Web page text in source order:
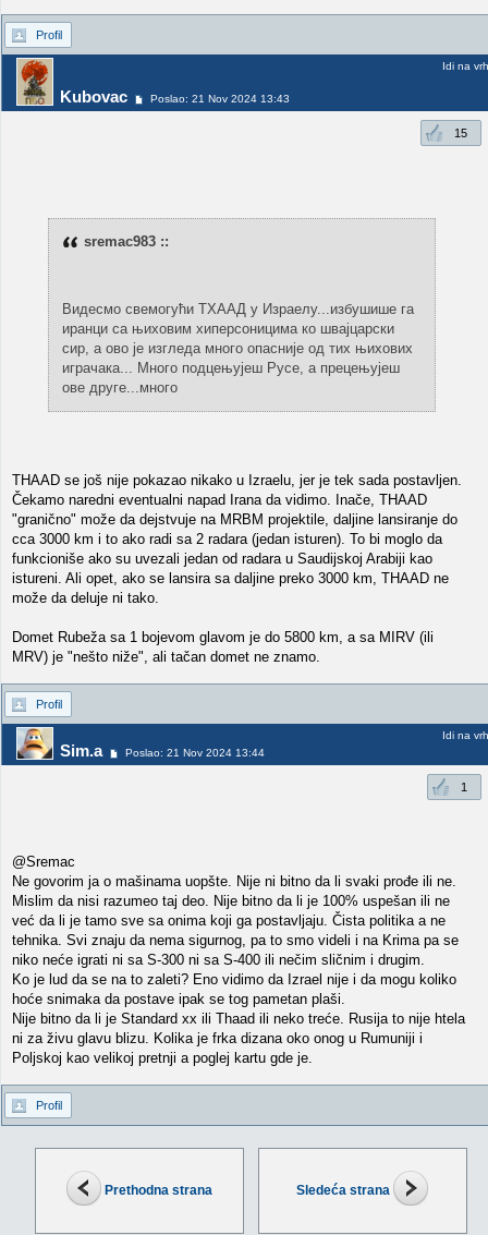
Prethodna strana Sledeća strana
Profil
Kubovac Poslao: 21 Nov 2024 13:43
Idi na vrh
15
sremac983 ::
Видесмо свемогући ТХААД у Израелу...избушише га
иранци са њиховим хиперсоницима ко швајцарски
сир, а ово је изгледа много опасније од тих њихових
играчака... Много подцењујеш Русе, а прецењујеш
ове друге...много
THAAD se još nije pokazao nikako u Izraelu, jer je tek sada postavljen.
Čekamo naredni eventualni napad Irana da vidimo. Inače, THAAD
"granično" može da dejstvuje na MRBM projektile, daljine lansiranje do
cca 3000 km i to ako radi sa 2 radara (jedan isturen). To bi moglo da
funkcioniše ako su uvezali jedan od radara u Saudijskoj Arabiji kao
istureni. Ali opet, ako se lansira sa daljine preko 3000 km, THAAD ne
može da deluje ni tako.
Domet Rubeža sa 1 bojevom glavom je do 5800 km, a sa MIRV (ili
MRV) je "nešto niže", ali tačan domet ne znamo.
Profil
Sim.a Poslao: 21 Nov 2024 13:44
Idi na vrh
1
@Sremac
Ne govorim ja o mašinama uopšte. Nije ni bitno da li svaki prođe ili ne.
Mislim da nisi razumeo taj deo. Nije bitno da li je 100% uspešan ili ne
već da li je tamo sve sa onima koji ga postavljaju. Čista politika a ne
tehnika. Svi znaju da nema sigurnog, pa to smo videli i na Krima pa se
niko neće igrati ni sa S-300 ni sa S-400 ili nečim sličnim i drugim.
Ko je lud da se na to zaleti? Eno vidimo da Izrael nije i da mogu koliko
hoće snimaka da postave ipak se tog pametan plaši.
Nije bitno da li je Standard xx ili Thaad ili neko treće. Rusija to nije htela
ni za živu glavu blizu. Kolika je frka dizana oko onog u Rumuniji i
Poljskoj kao velikoj pretnji a poglej kartu gde je.
Profil